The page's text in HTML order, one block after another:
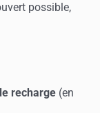
possible,
recharge (en